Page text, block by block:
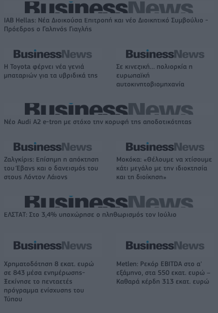
IAB Hellas: Νέα Διοικούσα Επιτροπή και νέο Διοικητικό Συμβούλιο -
Πρόεδρος ο Γαληνός Γιαγλής
Η Toyota φέρνει νέα γενιά
μπαταριών για τα υβριδικά της
Σε κινεζική… πολιορκία η
ευρωπαϊκή
αυτοκινητοβιομηχανία
Νέο Audi A2 e-tron με στόχο την κορυφή της αποδοτικότητας
Ζαλγκίρις: Επίσημη η απόκτηση
του Έβανς και ο δανεισμός του
στους Λόντον Λάιονς
Μοκόκα: «Θέλουμε να χτίσουμε
κάτι μεγάλο με την ιδιοκτησία
και τη διοίκηση»
ΕΛΣΤΑΤ: Στο 3,4% υποχώρησε ο πληθωρισμός τον Ιούλιο
Χρηματοδότηση 8 εκατ. ευρώ
σε 843 μέσα ενημέρωσης-
Ξεκίνησε το πενταετές
πρόγραμμα ενίσχυσης του
Τύπου
Metlen: Ρεκόρ EBITDA στο α'
εξάμηνο, στα 550 εκατ. ευρώ –
Καθαρά κέρδη 313 εκατ. ευρώ